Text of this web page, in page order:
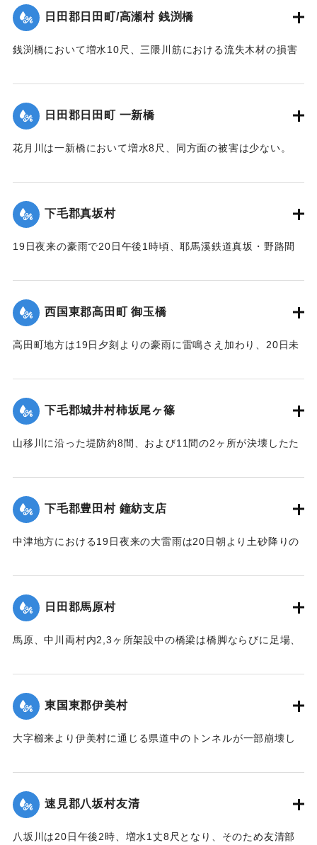
【出典：大分新聞 大正12年6月22日 朝刊7面】
｜固有コード: 00275059
日田郡日田町/高瀬村 銭渕橋
銭渕橋において増水10尺、三隈川筋における流失木材の損害
｜固有コード:
日田郡日田町 一新橋
花月川は一新橋において増水8尺、同方面の被害は少ない。
｜固有コード:00275061
下毛郡真坂村
19日夜来の豪雨で20日午後1時頃、耶馬溪鉄道真坂・野路間
結果、ただちに復旧した。
【出典：大分新聞 大正12年6月22日 朝刊7面】
｜固有コード: 00275062
西国東郡高田町 御玉橋
高田町地方は19日夕刻よりの豪雨に雷鳴さえ加わり、20日未
まずについに桂川は近々30分間くらいの間に、1丈4尺以上の
増水を見るにいたり、橋の架設工事で使用中の機械および小
舟が流失したのをはじめとして沿岸に積載ていた石炭、石
【出典：大分新聞 大正12年6月22日 朝刊7面、6月23日朝刊4
面】
｜固有コード:00275063
下毛郡城井村柿坂尾ヶ篠
山移川に沿った堤防約8間、および11間の2ヶ所が決壊したた
になった。
住民所有の木材、セメント（価格約800円）を流失した。
【出典：大分新聞 大正12年6月22日 朝刊4面、朝刊7面】
下毛郡豊田村 鐘紡支店
中津地方における19日夜来の大雷雨は20日朝より土砂降りの
た。これと同時に中津市外豊田村鐘紡支店付近一帯はほとん
ど泥の海と化し、浸水家屋200戸以上に達し、活動常設賓館付
近数十戸は濁流のため、床下を洗われ刻々危険の状態となっ
防組合はほとんど全部出動して万一を警戒し、非常な混雑を
宵警戒を続けた。21日は朝から小雨模様で一様に愁眉を開い
たが、下毛郡平坦部では大部分田植えしていないため、苗代
の被害はほとんどなかった。
｜固有コード:
日田郡馬原村
馬原、中川両村内2,3ヶ所架設中の橋梁は橋脚ならびに足場、
通が途絶、詳細を知ることができない。
【出典：大分新聞 大正12年6月22日 朝刊7面】
｜固有コード: 00275058
東国東郡伊美村
大字櫛来より伊美村に通じる県道中のトンネルが一部崩壊し
｜固有コード:
速見郡八坂村友清
八坂川は20日午後2時、増水1丈8尺となり、そのため友清部